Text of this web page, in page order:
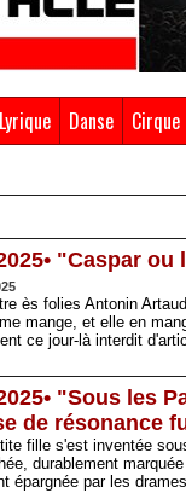
Danse
"Caspar
ès folies Antonin
mange, et elle en
ce jour-là interdit
"Sous les
de résonance
fille s'est inventée
durablement
épargnée par les